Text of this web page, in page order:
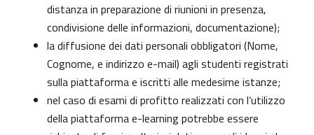
distanza in preparazione di riunioni in presenza,
condivisione delle informazioni, documentazione);
la diffusione dei dati personali obbligatori (Nome,
Cognome, e indirizzo e-mail) agli studenti registrati
sulla piattaforma e iscritti alle medesime istanze;
nel caso di esami di profitto realizzati con l’utilizzo
della piattaforma e-learning potrebbe essere